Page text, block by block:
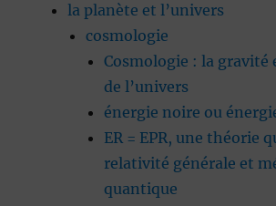
la planète et l’univers
cosmologie
Cosmologie : la gravité
de l’univers
énergie noire ou
ER = EPR, une théorie
relativité générale et
quantique